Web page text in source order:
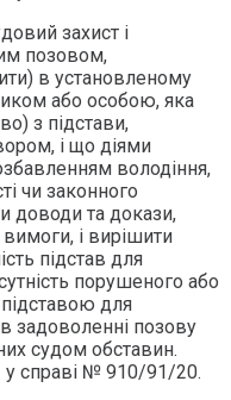
захист і
позовом,
в установленому
або особою, яка
з підстави,
і що діями
володіння,
чи законного
доводи та докази,
і вирішити
підстав для
порушеного або
для
задоволенні позову
судом обставин.
у справі № 910/91/20.